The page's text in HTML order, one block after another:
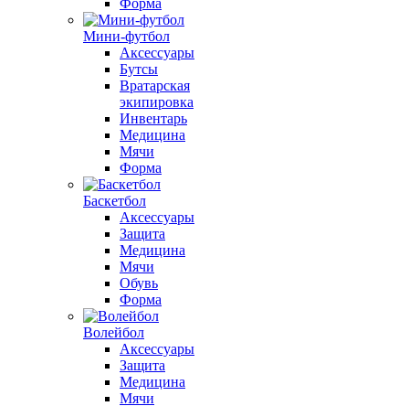
Форма
Мини-футбол
Аксессуары
Бутсы
Вратарская
экипировка
Инвентарь
Медицина
Мячи
Форма
Баскетбол
Аксессуары
Защита
Медицина
Мячи
Обувь
Форма
Волейбол
Аксессуары
Защита
Медицина
Мячи